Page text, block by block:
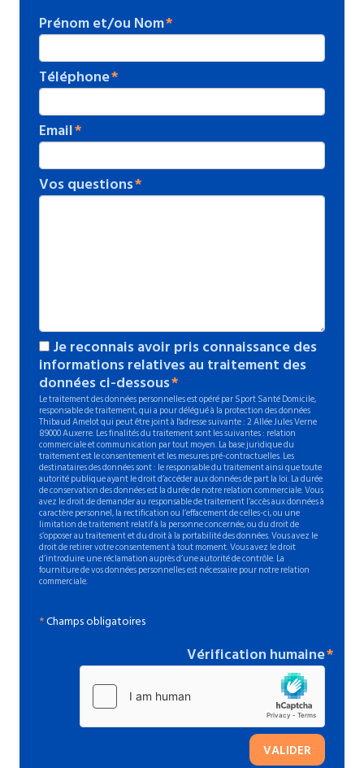
Prénom et/ou Nom
Téléphone
Email
Vos questions
Je reconnais avoir pris connaissance des
informations relatives au traitement des
données ci-dessous
Le traitement des données personnelles est opéré par Sport Santé Domicile,
responsable de traitement, qui a pour délégué à la protection des données
Thibaud Amelot qui peut être joint à l'adresse suivante : 2 Allée Jules Verne
89000 Auxerre. Les finalités du traitement sont les suivantes : relation
commerciale et communication par tout moyen. La base juridique du
traitement est le consentement et les mesures pré-contractuelles. Les
destinataires des données sont : le responsable du traitement ainsi que toute
autorité publique ayant le droit d’accéder aux données de part la loi. La durée
de conservation des données est la durée de notre relation commerciale. Vous
avez le droit de demander au responsable de traitement l’accès aux données à
caractère personnel, la rectification ou l’effacement de celles-ci, ou une
limitation de traitement relatif à la personne concernée, ou du droit de
s’opposer au traitement et du droit à la portabilité des données. Vous avez le
droit de retirer votre consentement à tout moment. Vous avez le droit
d’introduire une réclamation auprès d’une autorité de contrôle. La
fourniture de vos données personnelles est nécessaire pour notre relation
commerciale.
*Champs obligatoires
Vérification humaine
VALIDER